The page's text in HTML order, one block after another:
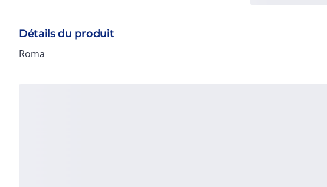
Détails du produit
Roma